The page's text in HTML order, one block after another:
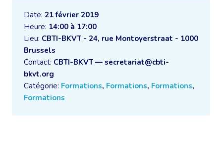
Date: 21 février 2019
Heure: 14:00 à 17:00
Lieu: CBTI-BKVT - 24, rue Montoyerstraat - 1000
Brussels
Contact: CBTI-BKVT — secretariat@cbti-
bkvt.org
Catégorie: Formations, Formations, Formations,
Formations